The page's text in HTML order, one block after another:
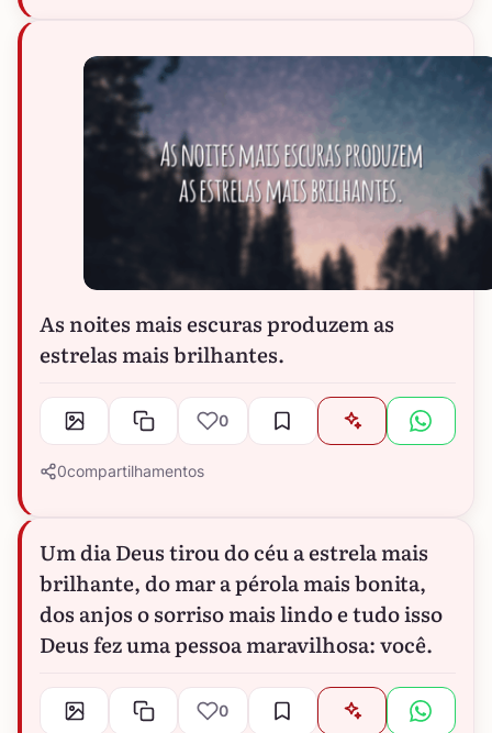
As noites mais escuras produzem as
estrelas mais brilhantes.
0
0compartilhamentos
Um dia Deus tirou do céu a estrela mais
brilhante, do mar a pérola mais bonita,
dos anjos o sorriso mais lindo e tudo isso
Deus fez uma pessoa maravilhosa: você.
0